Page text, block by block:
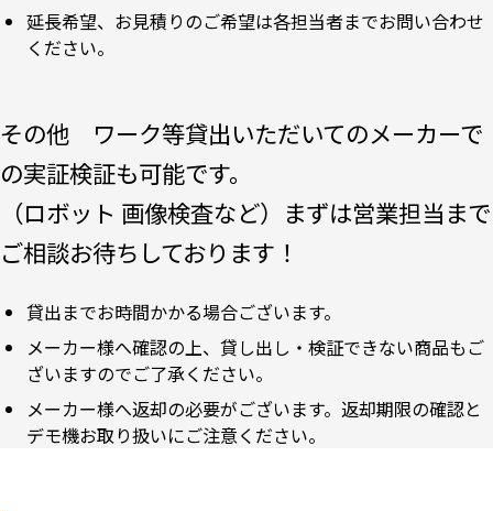
延長希望、お見積りのご希望は各担当者までお問い合わせ
ください。
その他 ワーク等貸出いただいてのメーカーで
の実証検証も可能です。
（ロボット 画像検査など）まずは営業担当まで
ご相談お待ちしております！
貸出までお時間かかる場合ございます。
メーカー様へ確認の上、貸し出し・検証できない商品もご
ざいますのでご了承ください。
メーカー様へ返却の必要がございます。返却期限の確認と
デモ機お取り扱いにご注意ください。